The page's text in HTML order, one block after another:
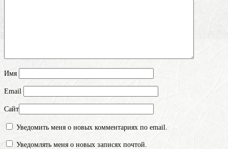
Имя
Email
Сайт
Уведомить меня о новых комментариях по email.
Уведомлять меня о новых записях почтой.